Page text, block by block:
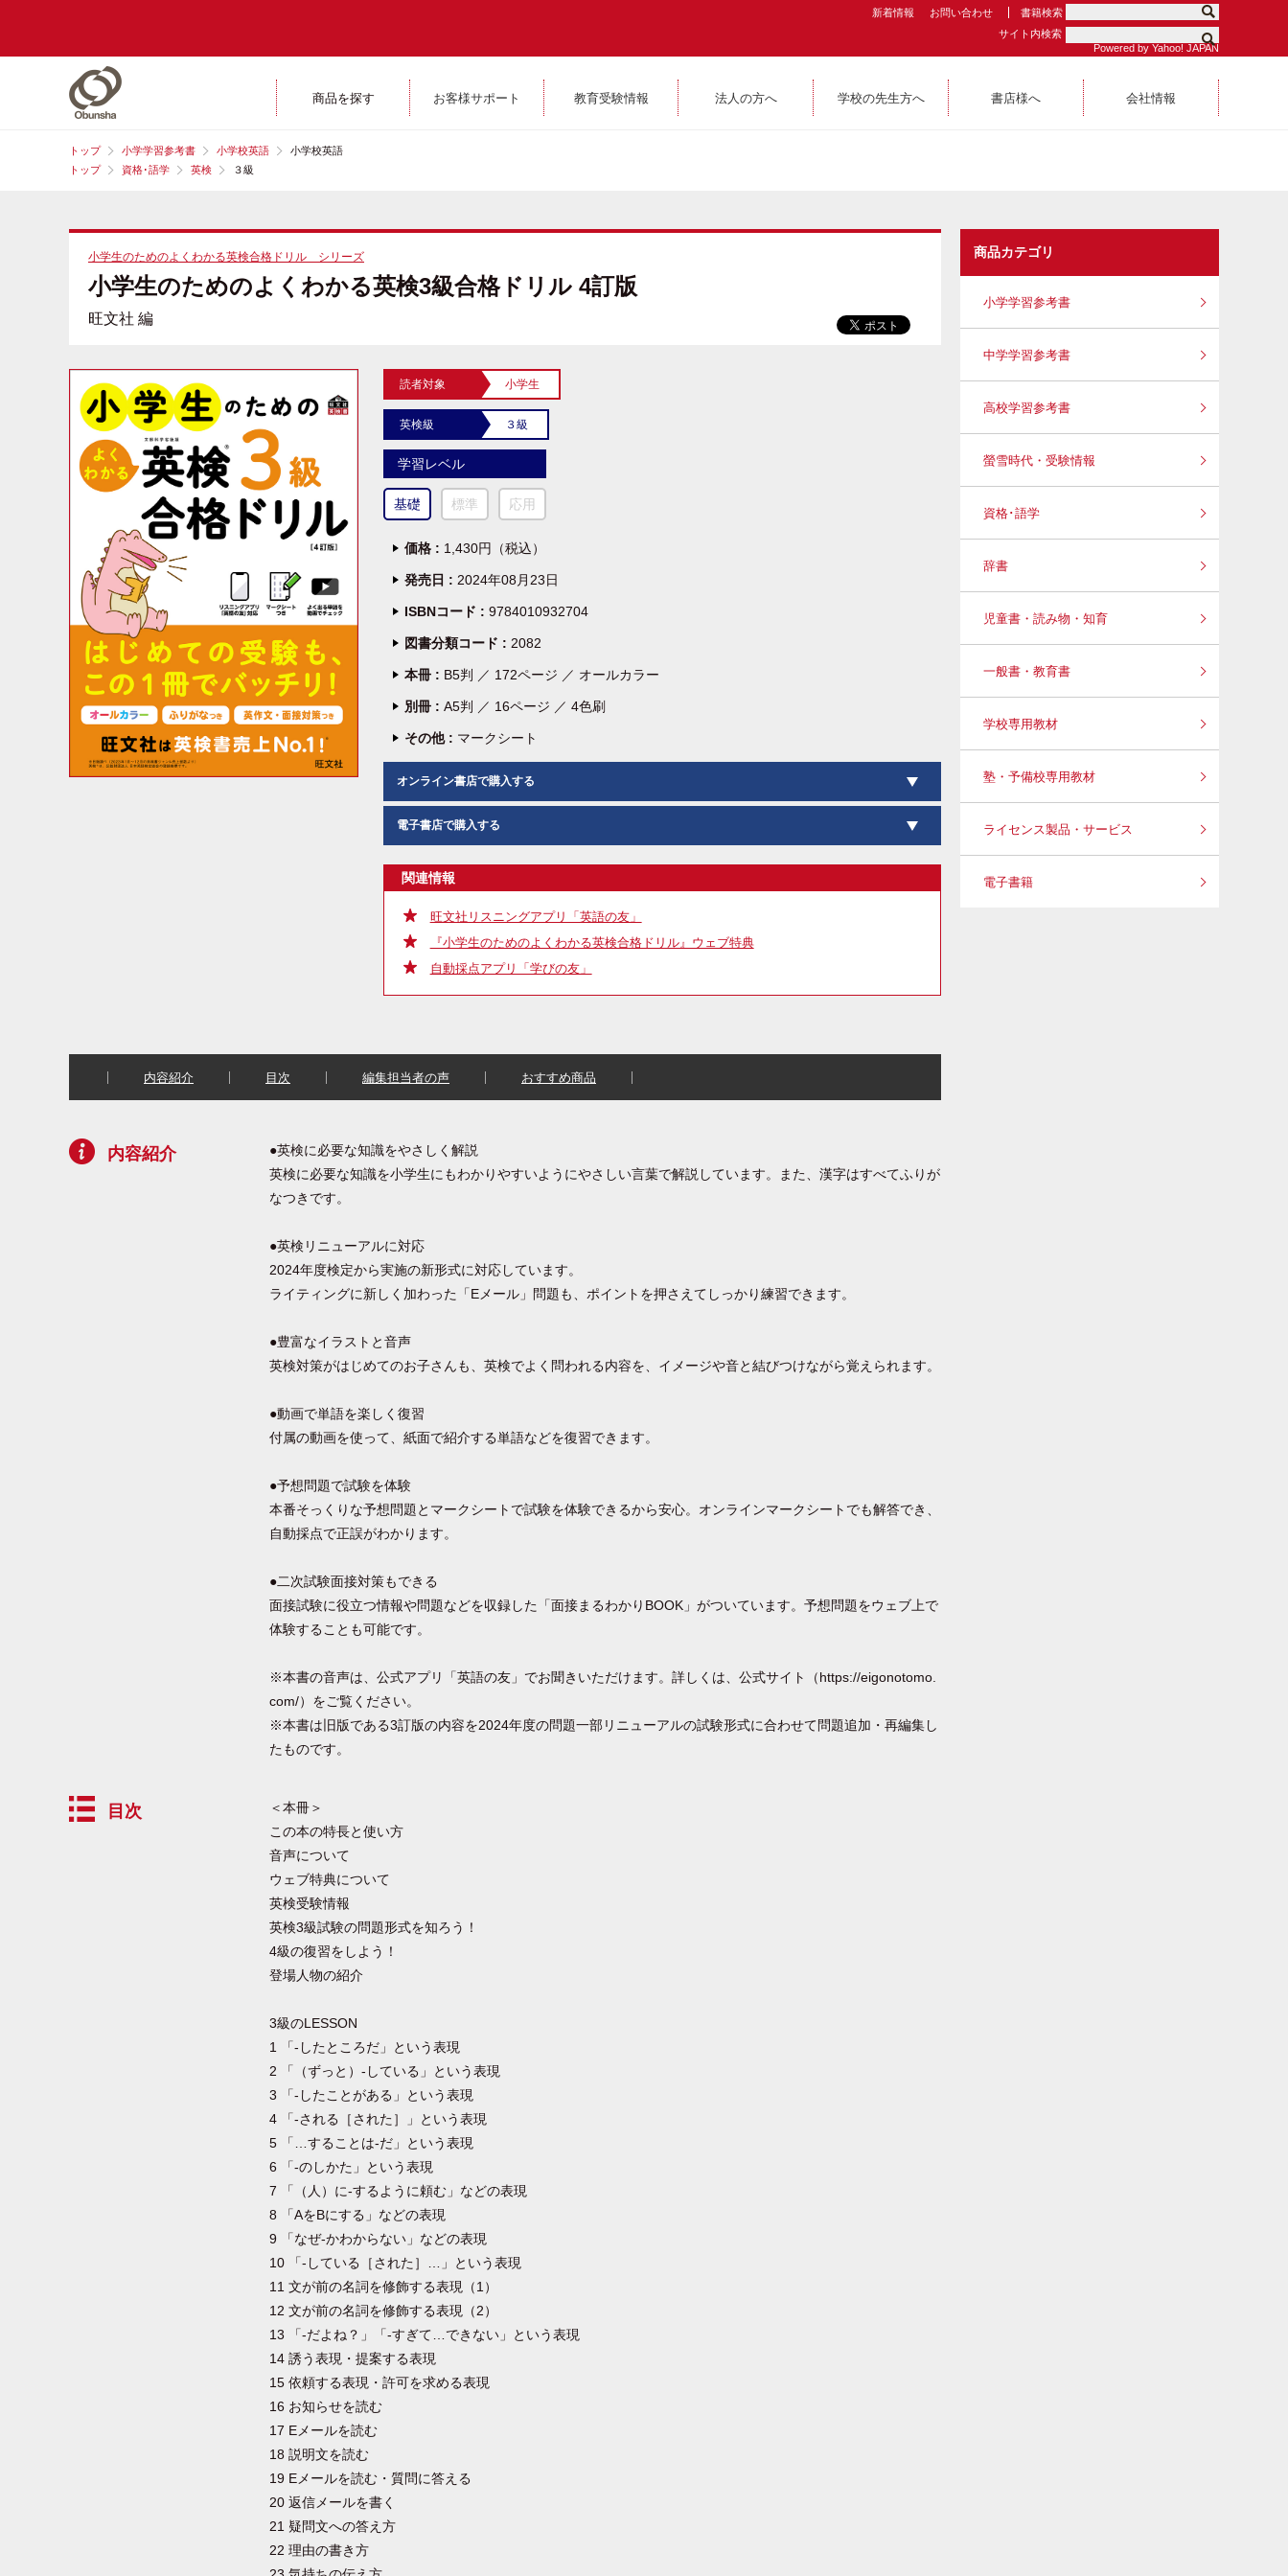
新着情報 お問い合わせ
書籍検索
サイト内検索
Powered by Yahoo! JAPAN
商品を探す お客様サポート 教育受験情報 法人の方へ 学校の先生方へ 書店様へ 会社情報
トップ 小学学習参考書 小学校英語
小学校英語
トップ
資格･語学 英検 ３級
小学生のためのよくわかる英検合格ドリル シリーズ
小学生のためのよくわかる英検3級合格ドリル 4訂版
旺文社 編
読者対象 小学生
英検級 ３級
学習レベル
基礎 標準 応用
価格 : 1,430円（税込）
発売日 : 2024年08月23日
ISBNコード : 9784010932704
図書分類コード : 2082
本冊 : B5判 ／ 172ページ ／ オールカラー
別冊 : A5判 ／ 16ページ ／ 4色刷
その他 : マークシート
オンライン書店で購入する
電子書店で購入する
関連情報
旺文社リスニングアプリ「英語の友」
『小学生のためのよくわかる英検合格ドリル』ウェブ特典
自動採点アプリ「学びの友」
内容紹介 目次 編集担当者の声 おすすめ商品
内容紹介
●英検に必要な知識をやさしく解説
英検に必要な知識を小学生にもわかりやすいようにやさしい言葉で解説しています。また、漢字はすべてふりが
なつきです。
●英検リニューアルに対応
2024年度検定から実施の新形式に対応しています。
ライティングに新しく加わった「Eメール」問題も、ポイントを押さえてしっかり練習できます。
●豊富なイラストと音声
英検対策がはじめてのお子さんも、英検でよく問われる内容を、イメージや音と結びつけながら覚えられます。
●動画で単語を楽しく復習
付属の動画を使って、紙面で紹介する単語などを復習できます。
●予想問題で試験を体験
本番そっくりな予想問題とマークシートで試験を体験できるから安心。オンラインマークシートでも解答でき、
自動採点で正誤がわかります。
●二次試験面接対策もできる
面接試験に役立つ情報や問題などを収録した「面接まるわかりBOOK」がついています。予想問題をウェブ上で
体験することも可能です。
※本書の音声は、公式アプリ「英語の友」でお聞きいただけます。詳しくは、公式サイト（https://eigonotomo.
com/）をご覧ください。
※本書は旧版である3訂版の内容を2024年度の問題一部リニューアルの試験形式に合わせて問題追加・再編集し
たものです。
目次
＜本冊＞
この本の特長と使い方
音声について
ウェブ特典について
英検受験情報
英検3級試験の問題形式を知ろう！
4級の復習をしよう！
登場人物の紹介
3級のLESSON
1 「-したところだ」という表現
2 「（ずっと）-している」という表現
3 「-したことがある」という表現
4 「-される［された］」という表現
5 「…することは-だ」という表現
6 「-のしかた」という表現
7 「（人）に-するように頼む」などの表現
8 「AをBにする」などの表現
9 「なぜ-かわからない」などの表現
10 「-している［された］…」という表現
11 文が前の名詞を修飾する表現（1）
12 文が前の名詞を修飾する表現（2）
13 「-だよね？」「-すぎて…できない」という表現
14 誘う表現・提案する表現
15 依頼する表現・許可を求める表現
16 お知らせを読む
17 Eメールを読む
18 説明文を読む
19 Eメールを読む・質問に答える
20 返信メールを書く
21 疑問文への答え方
22 理由の書き方
商品カテゴリ
小学学習参考書
中学学習参考書
高校学習参考書
螢雪時代・受験情報
資格･語学
辞書
児童書・読み物・知育
一般書・教育書
学校専用教材
塾・予備校専用教材
ライセンス製品・サービス
電子書籍